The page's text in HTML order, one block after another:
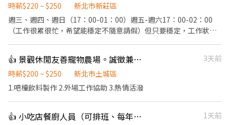
時薪$220 ~ $250
新北市新莊區
週三、週四、週日（17：00-01：00）週五-週六17：00-02：00
（工作很累很忙，希望能穩定不隨意請假）但只要穩定，工作狀況
依上手程度調整薪資及獎金（炸手起薪較高） 🔥每季提供各項激勵
獎金制度🔥 🔥工作單純上手快 🌟希望能找到志同道合夥伴，很辛苦
但獎金不會少給 💥歡迎真的很缺錢，肯吃苦耐勞者💥 🌟打烊將食材
👍 景觀休閒友善寵物農場。誠徵兼職飲料吧檯
3天前
時薪$200 ~ $250
新北市土城區
1.吧檯飲料製作 2.外場工作協助 3.熱情活潑
👍 小吃店餐廚人員（可排班、每年調薪）
1天前